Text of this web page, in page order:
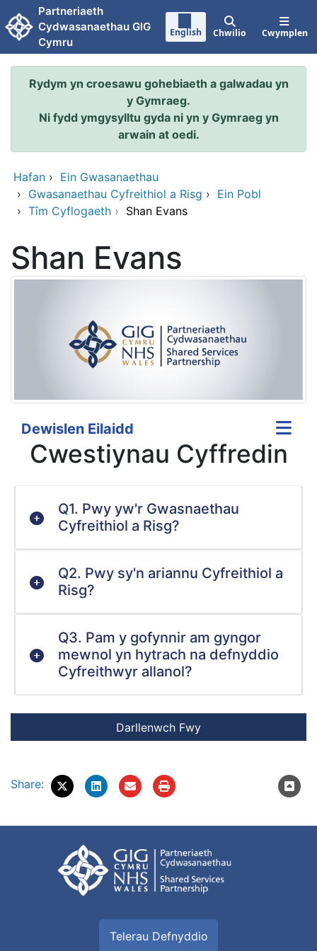
Neidio i'r prif gynnwy
Partneriaeth
Cydwasanaethau GIG
Cymru
English Chwilio Cwymplen
Rydym yn croesawu gohebiaeth a galwadau yn
y Gymraeg.
Ni fydd ymgysylltu gyda ni yn y Gymraeg yn
arwain at oedi.
Hafan › Ein Gwasanaethau
› Gwasanaethau Cyfreithiol a Risg › Ein Pobl
› Tîm Cyflogaeth › Shan Evans
Shan Evans
Dewislen Eilaidd
Cwestiynau Cyffredin
Q1. Pwy yw'r Gwasnaethau
Cyfreithiol a Risg?
Q2. Pwy sy'n ariannu Cyfreithiol a
Risg?
Q3. Pam y gofynnir am gyngor
mewnol yn hytrach na defnyddio
Cyfreithwyr allanol?
Share:
Telerau Defnyddio